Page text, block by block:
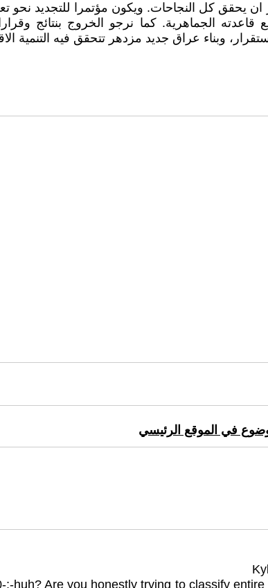
ان يحقق كل النجاحات. ويكون مؤتمرا للتجديد
قاعدته الجماهرية. كما نرجو الخروج بنتائج
وبناء عراق جديد مزدهر تتحقق فيه
في الموقع الرئيسي
huh? Are you honestly trying to classify entire